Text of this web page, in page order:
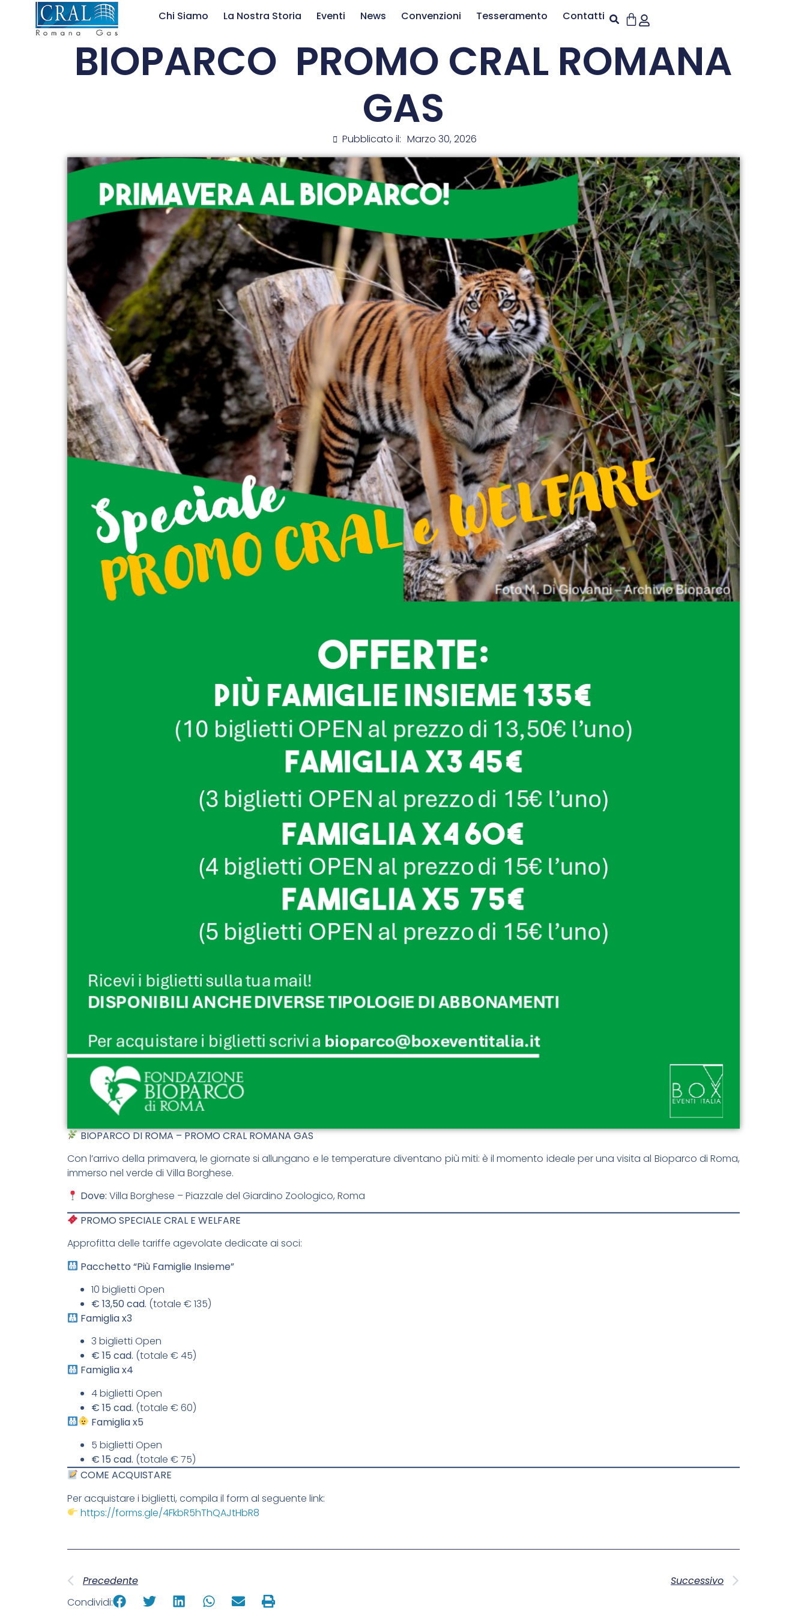
Chi Siamo La Nostra Storia Eventi News Convenzioni Tesseramento Contatti
BIOPARCO PROMO CRAL ROMANA
GAS
Pubblicato il: Marzo 30, 2026
BIOPARCO DI ROMA – PROMO CRAL ROMANA GAS
Con l’arrivo della primavera, le giornate si allungano e le temperature diventano più miti: è il momento ideale per una visita al Bioparco di Roma,
immerso nel verde di Villa Borghese.
Dove: Villa Borghese – Piazzale del Giardino Zoologico, Roma
PROMO SPECIALE CRAL E WELFARE
Approfitta delle tariffe agevolate dedicate ai soci:
Pacchetto “Più Famiglie Insieme”
10 biglietti Open
€ 13,50 cad. (totale € 135)
Famiglia x3
3 biglietti Open
€ 15 cad. (totale € 45)
Famiglia x4
4 biglietti Open
€ 15 cad. (totale € 60)
Famiglia x5
5 biglietti Open
€ 15 cad. (totale € 75)
COME ACQUISTARE
Per acquistare i biglietti, compila il form al seguente link:
https://forms.gle/4FkbR5hThQAJtHbR8
Precedente
Successivo
Condividi: